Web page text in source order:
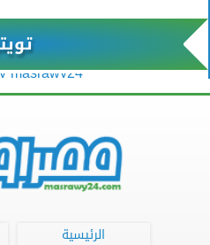
masrawy24
الرئيسية